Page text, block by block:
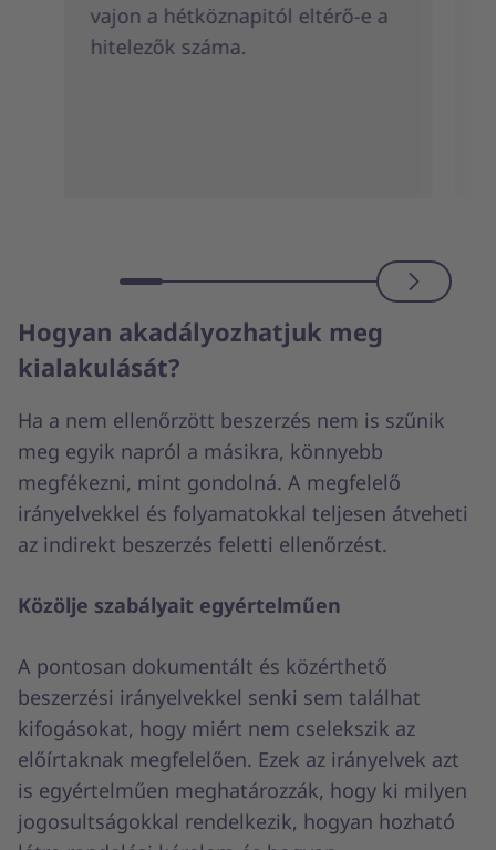
vajon a hétköznapitól eltérő-e a
hitelezők száma.
Hogyan akadályozhatjuk meg
kialakulását?
Ha a nem ellenőrzött beszerzés nem is szűnik
meg egyik napról a másikra, könnyebb
megfékezni, mint gondolná. A megfelelő
irányelvekkel és folyamatokkal teljesen átveheti
az indirekt beszerzés feletti ellenőrzést.
Közölje szabályait egyértelműen
A pontosan dokumentált és közérthető
beszerzési irányelvekkel senki sem találhat
kifogásokat, hogy miért nem cselekszik az
előírtaknak megfelelően. Ezek az irányelvek azt
is egyértelműen meghatározzák, hogy ki milyen
jogosultságokkal rendelkezik, hogyan hozható